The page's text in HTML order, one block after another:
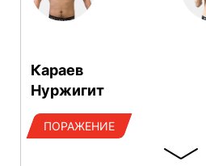
Караев
Нуржигит
ПОРАЖЕНИЕ